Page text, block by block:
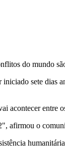
do mundo
sete dias
acontecer entre
afirmou o